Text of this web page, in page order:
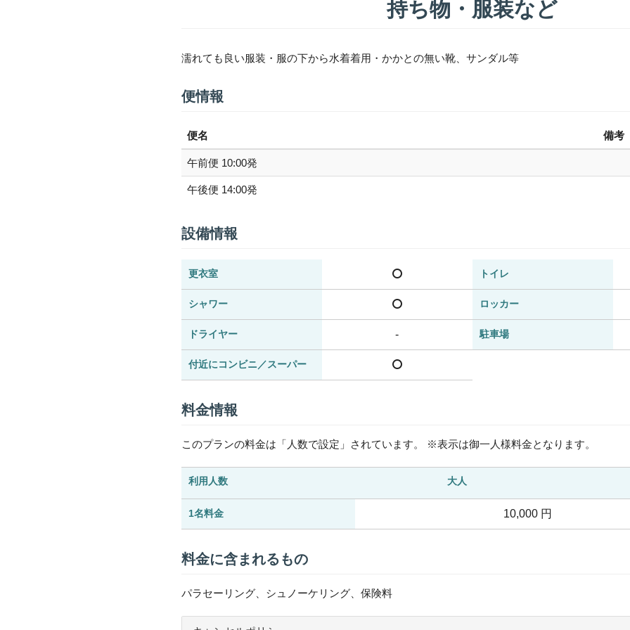
持ち物・服装など
濡れても良い服装・服の下から水着着用・かかとの無い靴、サンダル等
便情報
便名 備考
午前便 10:00発
午後便 14:00発
設備情報
更衣室 トイレ
シャワー ロッカー
ドライヤー - 駐車場
付近にコンビニ／スーパー
料金情報
このプランの料金は「人数で設定」されています。 ※表示は御一人様料金となります。
利用人数 大人
1名料金 10,000 円
料金に含まれるもの
パラセーリング、シュノーケリング、保険料